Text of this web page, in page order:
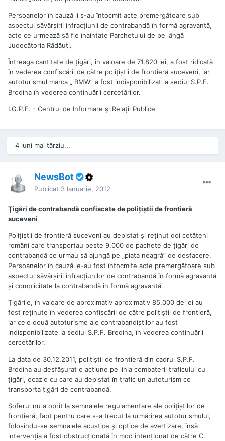
Persoanelor în cauză li s-au întocmit acte premergătoare sub
aspectul săvârşirii infracţiunii de contrabandă în formă agravantă,
acte ce urmează să fie înaintate Parchetului de pe lângă
Judecătoria Rădăuţi.
Întreaga cantitate de ţigări, în valoare de 71.820 lei, a fost ridicată
în vederea confiscării de către poliţiştii de frontieră suceveni, iar
autoturismul marca „ BMW” a fost indisponibilizat la sediul S.P.F.
Brodina în vederea continuării cercetărilor.
I.G.P.F. - Centrul de Informare şi Relaţii Publice
4 luni mai târziu...
NewsBot
Publicat 3 Ianuarie, 2012
Ţigări de contrabandă confiscate de poliţiştii de frontieră
suceveni
Poliţiştii de frontieră suceveni au depistat şi reţinut doi cetăţeni
români care transportau peste 9.000 de pachete de ţigări de
contrabandă ce urmau să ajungă pe „piaţa neagră” de desfacere.
Persoanelor în cauză le-au fost întocmite acte premergătoare sub
aspectul săvârşirii infracţiunilor de contrabandă în formă agravantă
şi complicitate la contrabandă în formă agravantă.
Ţigările, în valoare de aproximativ aproximativ 85.000 de lei au
fost reţinute în vederea confiscării de către poliţiştii de frontieră,
iar cele două autoturisme ale contrabandiştilor au fost
indisponibilizate la sediul S.P.F. Brodina, în vederea continuării
cercetărilor.
La data de 30.12.2011, poliţiştii de frontieră din cadrul S.P.F.
Brodina au desfăşurat o acţiune pe linia combaterii traficului cu
ţigări, ocazie cu care au depistat în trafic un autoturism ce
transporta ţigări de contrabandă.
Şoferul nu a oprit la semnalele regulamentare ale poliţiştilor de
frontieră, fapt pentru care s-a trecut la urmărirea autoturismului,
folosindu-se semnalele acustice şi optice de avertizare, însă
intervenţia a fost obstrucţionată în mod intenţionat de către C.